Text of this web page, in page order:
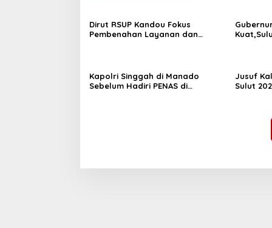
Dirut RSUP Kandou Fokus
Pembenahan Layanan dan
Kapolri Singgah di Manado
Sebelum Hadiri PENAS di
Jusuf
Sulut